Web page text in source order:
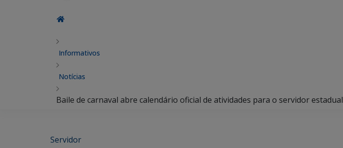
Informativos
Notícias
Baile de carnaval abre calendário oficial de atividades para o servidor estadual
Servidor